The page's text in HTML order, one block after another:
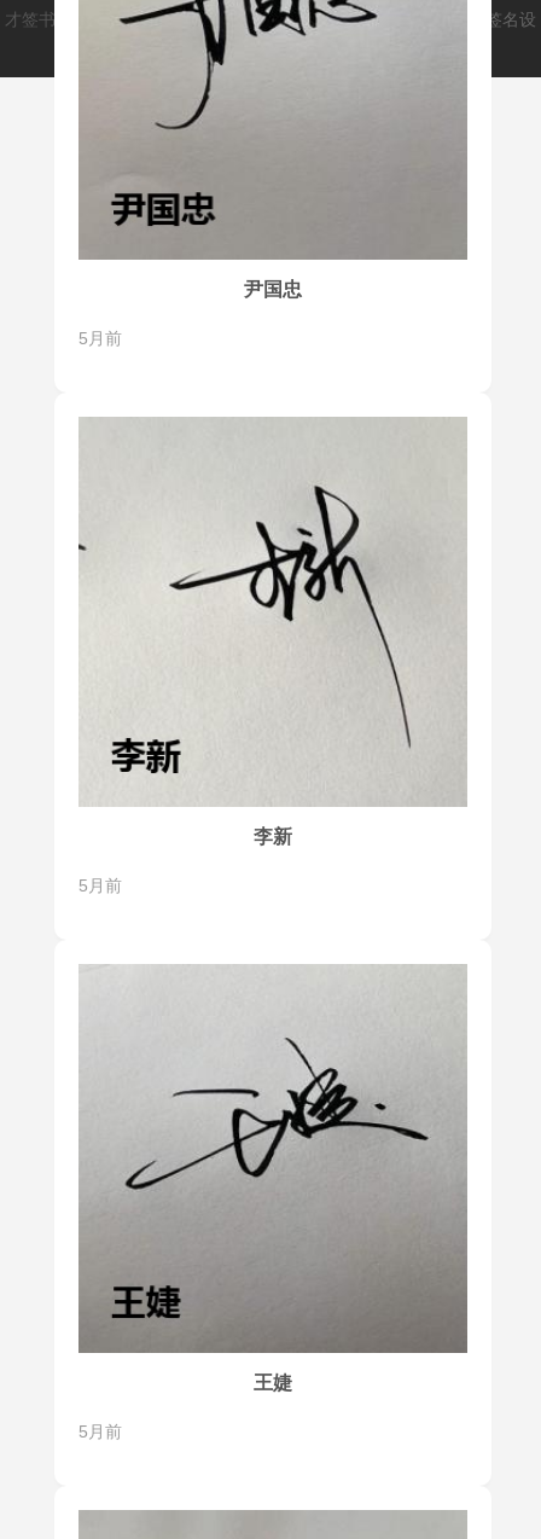
尹国忠
5月前
李新
5月前
王婕
5月前
才签书画类文创平台(caiqm.cn) 爱手写(aishouxie.cn)
致力于打造签名设
计师和用户之间的桥梁，解决大家的签名问题。